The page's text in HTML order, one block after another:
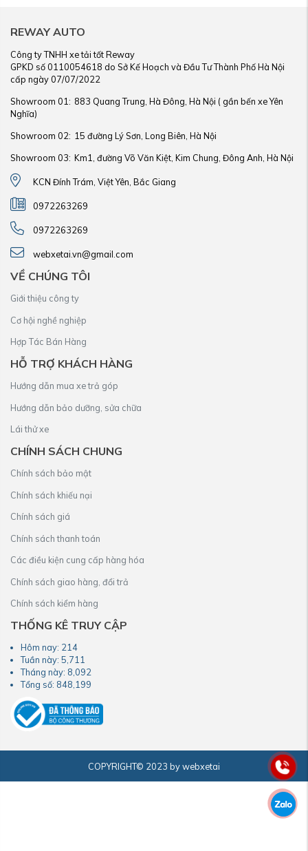
REWAY AUTO
Công ty TNHH xe tải tốt Reway
GPKD số 0110054618 do Sở Kế Hoạch và Đầu Tư Thành Phố Hà Nội
cấp ngày 07/07/2022
Showroom 01: 883 Quang Trung, Hà Đông, Hà Nội ( gần bến xe Yên
Nghĩa)
Showroom 02: 15 đường Lý Sơn, Long Biên, Hà Nội
Showroom 03: Km1, đường Võ Văn Kiệt, Kim Chung, Đông Anh, Hà Nội
KCN Đính Trám, Việt Yên, Bắc Giang
0972263269
0972263269
webxetai.vn@gmail.com
VỀ CHÚNG TÔI
Giới thiệu công ty
Cơ hội nghề nghiệp
Hợp Tác Bán Hàng
HỖ TRỢ KHÁCH HÀNG
Hướng dẫn mua xe trả góp
Hướng dẫn bảo dưỡng, sửa chữa
Lái thử xe
CHÍNH SÁCH CHUNG
Chính sách bảo mật
Chính sách khiếu nại
Chính sách giá
Chính sách thanh toán
Các điều kiện cung cấp hàng hóa
Chính sách giao hàng, đổi trả
Chính sách kiểm hàng
THỐNG KÊ TRUY CẬP
Hôm nay: 214
Tuần này: 5,711
Tháng này: 8,092
Tổng số: 848,199
COPYRIGHT© 2023 by webxetai